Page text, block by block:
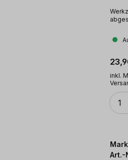
inkl.
Anzahl
1
Art.-